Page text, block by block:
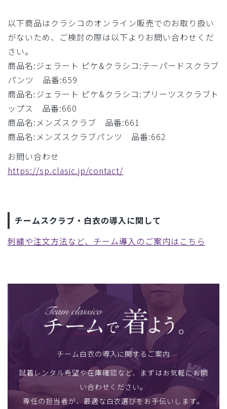
以下商品はクラシコのオンライン販売でのお取り扱い
がないため、ご検討の際は以下よりお問い合わせくだ
さい。
商品名:ジェラート ピケ&クラシコ:テーパードスクラブ
パンツ 品番:659
商品名:ジェラート ピケ&クラシコ:プリーツスクラブト
ップス 品番:660
商品名:メンズスクラブ 品番:661
商品名:メンズスクラブパンツ 品番:662
お問い合わせ
https://sp.clasic.jp/contact/
チームスクラブ・白衣の導入に関して
刺繍や注文方法など、チーム導入のご案内はこちら
チーム白衣の導入に関するご案内
試着レンタル希望や在庫確認など、まずはお気軽にお問
い合わせください。
専任の担当者が、最適な白衣選びをお手伝いします。